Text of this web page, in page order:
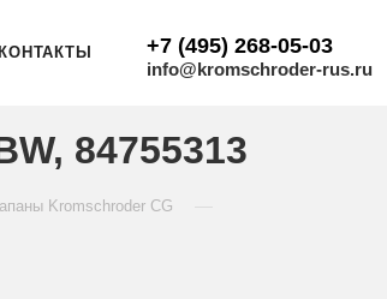
КОНТАКТЫ +7 (495) 268-05-03
info@kromschroder-rus.ru
84755313
Kromschroder CG